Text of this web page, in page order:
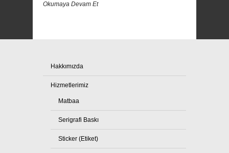
Okumaya Devam Et
Hakkımızda
Hizmetlerimiz
Matbaa
Serigrafi Baskı
Sticker (Etiket)